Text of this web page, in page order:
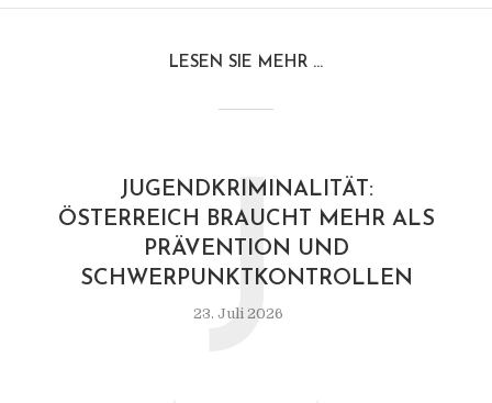
LESEN SIE MEHR ...
JUGENDKRIMINALITÄT:
ÖSTERREICH BRAUCHT MEHR ALS
PRÄVENTION UND
SCHWERPUNKTKONTROLLEN
23. Juli 2026
J